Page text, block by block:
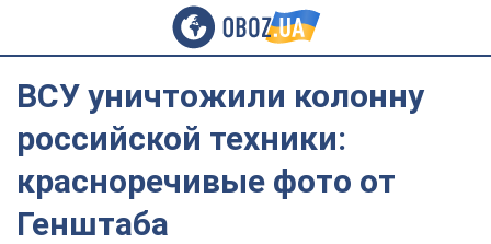
ВСУ уничтожили колонну
российской техники:
красноречивые фото от
Генштаба